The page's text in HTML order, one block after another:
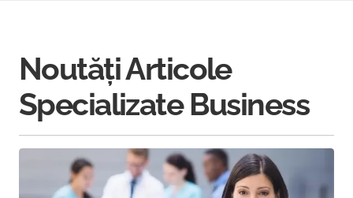
Noutăți Articole
Specializate Business